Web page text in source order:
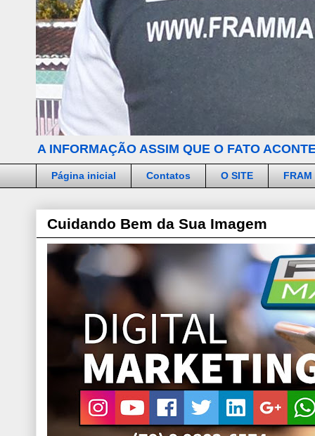
A INFORMAÇÃO ASSIM QUE O FATO
Página inicial Contatos O SITE FRAM
Cuidando Bem da Sua Imagem